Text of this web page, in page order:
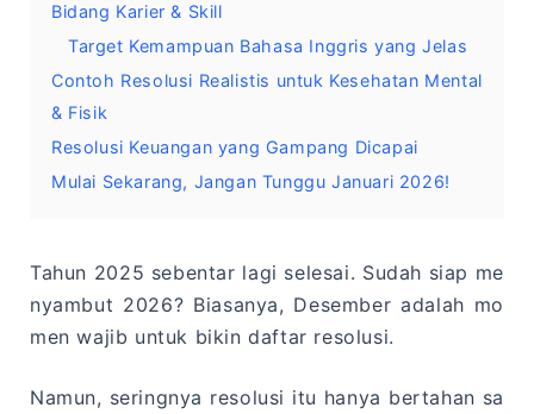
Bidang Karier & Skill
Target Kemampuan Bahasa Inggris yang Jelas
Contoh Resolusi Realistis untuk Kesehatan Mental
& Fisik
Resolusi Keuangan yang Gampang Dicapai
Mulai Sekarang, Jangan Tunggu Januari 2026!
Tahun 2025 sebentar lagi selesai. Sudah siap me
nyambut 2026? Biasanya, Desember adalah mo
men wajib untuk bikin daftar resolusi.
Namun, seringnya resolusi itu hanya bertahan sa